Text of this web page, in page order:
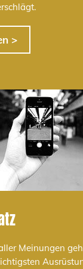
>
Meinungen